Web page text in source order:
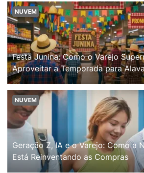
NUVEM
Festa Junina: Como o Varejo
Aproveitar a Temporada para
NUVEM
Geração Z, IA e o Varejo: Como a
Está Reinventando as Compras